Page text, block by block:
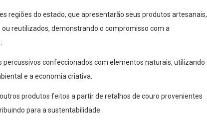
regiões do estado, que apresentarão seus produtos artesanais,
reutilizados, demonstrando o compromisso com a
percussivos confeccionados com elementos naturais, utilizando
e a economia criativa.
produtos feitos a partir de retalhos de couro provenientes
para a sustentabilidade.